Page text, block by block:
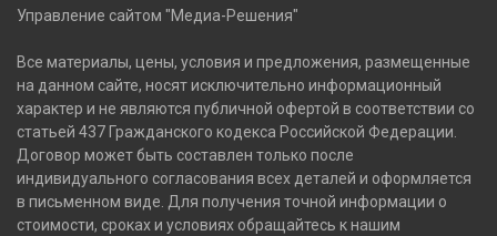
Управление сайтом "Медиа-Решения"
Все материалы, цены, условия и предложения, размещенные
на данном сайте, носят исключительно информационный
характер и не являются публичной офертой в соответствии со
статьей 437 Гражданского кодекса Российской Федерации.
Договор может быть составлен только после
индивидуального согласования всех деталей и оформляется
в письменном виде. Для получения точной информации о
стоимости, сроках и условиях обращайтесь к нашим